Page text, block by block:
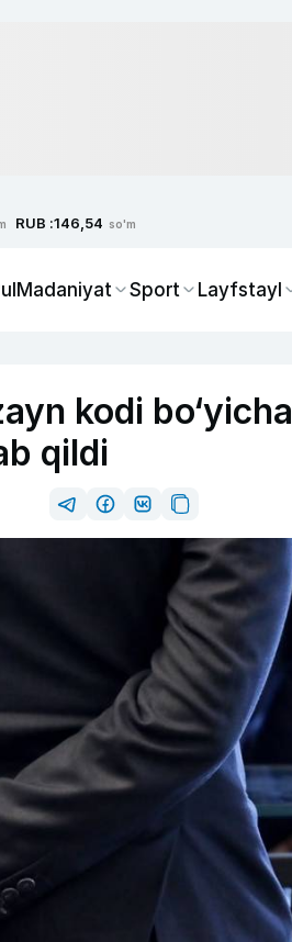
RUB :146,54 so'm
Madaniyat Sport Layfstayl
kodi bo‘yicha
qildi